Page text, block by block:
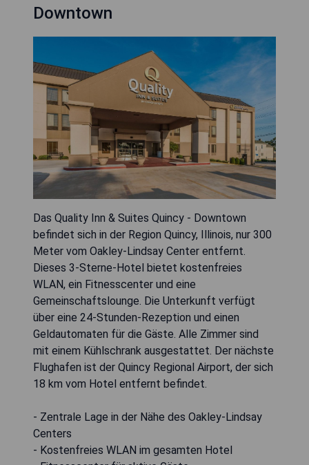
Downtown
Das Quality Inn & Suites Quincy - Downtown
befindet sich in der Region Quincy, Illinois, nur 300
Meter vom Oakley-Lindsay Center entfernt.
Dieses 3-Sterne-Hotel bietet kostenfreies
WLAN, ein Fitnesscenter und eine
Gemeinschaftslounge. Die Unterkunft verfügt
über eine 24-Stunden-Rezeption und einen
Geldautomaten für die Gäste. Alle Zimmer sind
mit einem Kühlschrank ausgestattet. Der nächste
Flughafen ist der Quincy Regional Airport, der sich
18 km vom Hotel entfernt befindet.
- Zentrale Lage in der Nähe des Oakley-Lindsay
Centers
- Kostenfreies WLAN im gesamten Hotel